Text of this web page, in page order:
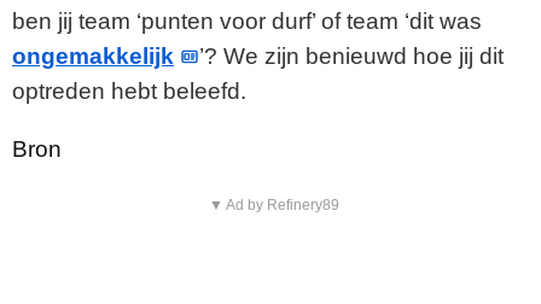
ben jij team ‘punten voor durf’ of team ‘dit was
ongemakkelijk
’? We zijn benieuwd hoe jij dit
optreden hebt beleefd.
Bron
▼ Ad by Refinery89